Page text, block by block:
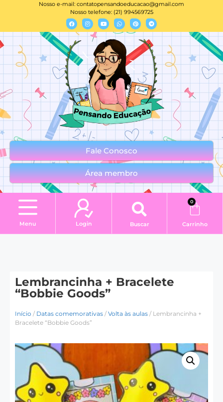
Nosso e-mail: contatopensandoeducacao@gmail.com
Nosso telefone: (21) 994569725
Fale Conosco
Área membro
Menu Login Buscar
0
Carrinho
Lembrancinha + Bracelete
“Bobbie Goods”
Início / Datas comemorativas / Volta às aulas / Lembrancinha +
Bracelete “Bobbie Goods”